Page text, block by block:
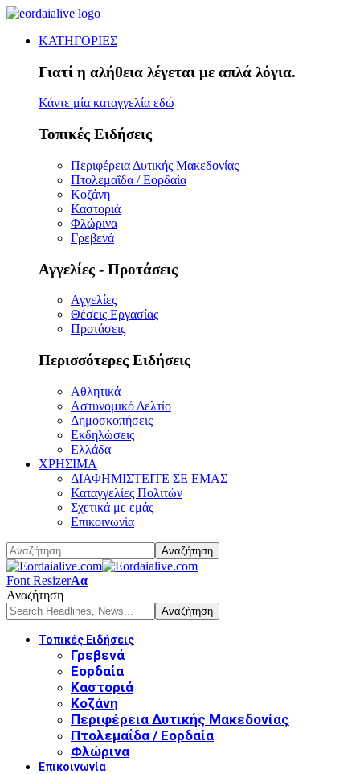
ΚΑΤΗΓΟΡΙΕΣ
Γιατί η αλήθεια λέγεται με απλά λόγια.
Κάντε μία καταγγελία εδώ
Τοπικές Ειδήσεις
Περιφέρεια Δυτικής Μακεδονίας
Πτολεμαΐδα / Εορδαία
Κοζάνη
Καστοριά
Φλώρινα
Γρεβενά
Αγγελίες - Προτάσεις
Αγγελίες
Θέσεις Εργασίας
Προτάσεις
Περισσότερες Ειδήσεις
Αθλητικά
Αστυνομικό Δελτίο
Δημοσκοπήσεις
Εκδηλώσεις
Ελλάδα
ΧΡΗΣΙΜΑ
ΔΙΑΦΗΜΙΣΤΕΙΤΕ ΣΕ ΕΜΑΣ
Καταγγελίες Πολιτών
Σχετικά με εμάς
Επικοινωνία
Font ResizerΑα
Αναζήτηση
Τοπικές Ειδήσεις
Γρεβενά
Εορδαία
Καστοριά
Κοζάνη
Περιφέρεια Δυτικής Μακεδονίας
Πτολεμαΐδα / Εορδαία
Φλώρινα
Επικοινωνία